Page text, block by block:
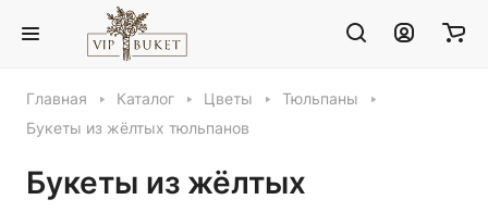
Главная Каталог Цветы
Тюльпаны
Букеты из жёлтых тюльпанов
Букеты из жёлтых